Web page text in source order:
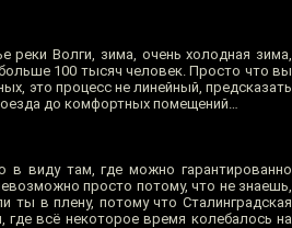
реки Волги, зима, очень холодная зима,
больше 100 тысяч человек. Просто что вы
это процесс не линейный, предсказать
до комфортных помещений…
в виду там, где можно гарантированно
просто потому, что не знаешь,
ты в плену, потому что Сталинградская
всё некоторое время колебалось на